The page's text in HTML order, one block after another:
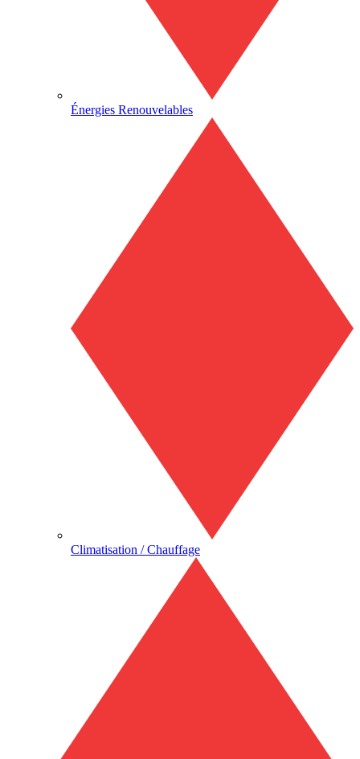
Énergies Renouvelables
Climatisation / Chauffage